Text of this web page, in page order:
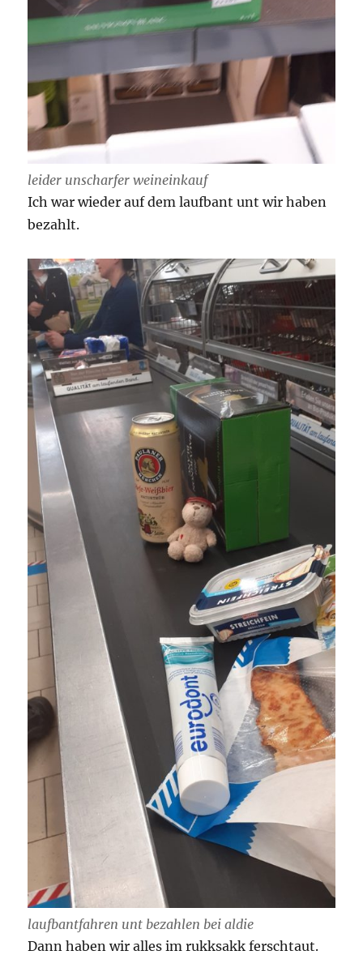
leider unscharfer weineinkauf
Ich war wieder auf dem laufbant unt wir haben
bezahlt.
laufbantfahren unt bezahlen bei aldie
Dann haben wir alles im rukksakk ferschtaut.